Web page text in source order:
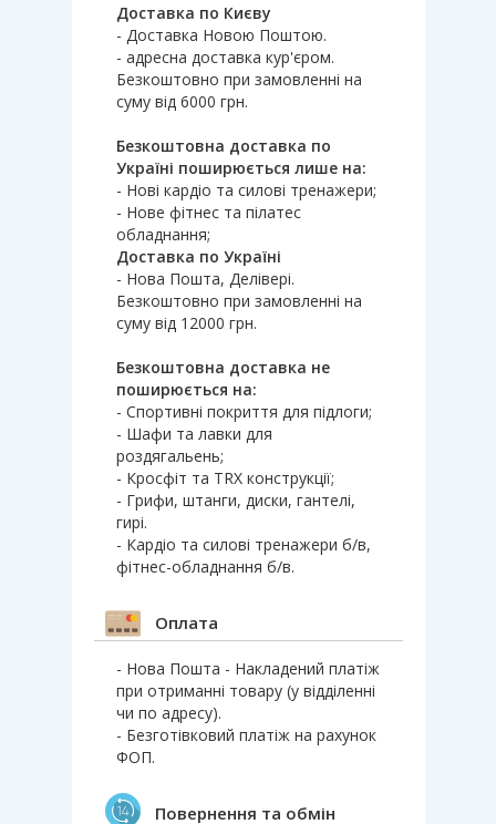
Доставка по Києву
- Доставка Новою Поштою.
- адресна доставка кур'єром.
Безкоштовно при замовленні на
суму від 6000 грн.
Безкоштовна доставка по
Україні поширюється лише на:
- Нові кардіо та силові тренажери;
- Нове фітнес та пілатес
обладнання;
Доставка по Україні
- Нова Пошта, Делівері.
Безкоштовно при замовленні на
суму від 12000 грн.
Безкоштовна доставка не
поширюється на:
- Спортивні покриття для підлоги;
- Шафи та лавки для
роздягальень;
- Кросфіт та TRX конструкції;
- Грифи, штанги, диски, гантелі,
гирі.
- Кардіо та силові тренажери б/в,
фітнес-обладнання б/в.
Оплата
- Нова Пошта - Накладений платіж
при отриманні товару (у відділенні
чи по адресу).
- Безготівковий платіж на рахунок
ФОП.
Повернення та обмін